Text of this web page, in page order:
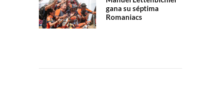
gana su séptima
Romaniacs